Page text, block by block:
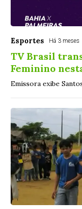
Esportes Há 3 meses
TV Brasil
Feminino
Emissora exibe